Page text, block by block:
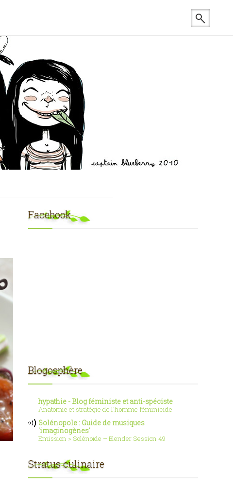
Facebook
Blogosphère
hypathie - Blog féministe et anti-spéciste
Anatomie et stratégie de l'homme féminicide
Solénopole : Guide de musiques
'imaginogènes'
Emission > Solénoïde – Blender Session 49
Stratus culinaire